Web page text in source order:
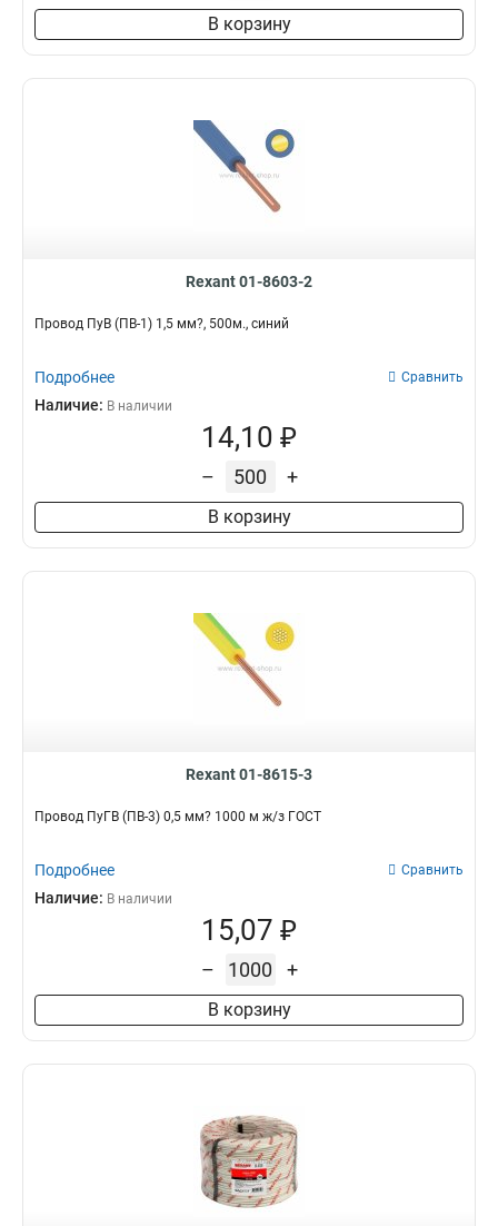
В корзину
Rexant 01-8603-2
Провод ПуВ (ПВ-1) 1,5 мм?, 500м., синий
Подробнее Сравнить
Наличие: В наличии
14,10 ₽
– +
В корзину
Rexant 01-8615-3
Провод ПуГВ (ПВ-3) 0,5 мм? 1000 м ж/з ГОСТ
Подробнее Сравнить
Наличие: В наличии
15,07 ₽
– +
В корзину